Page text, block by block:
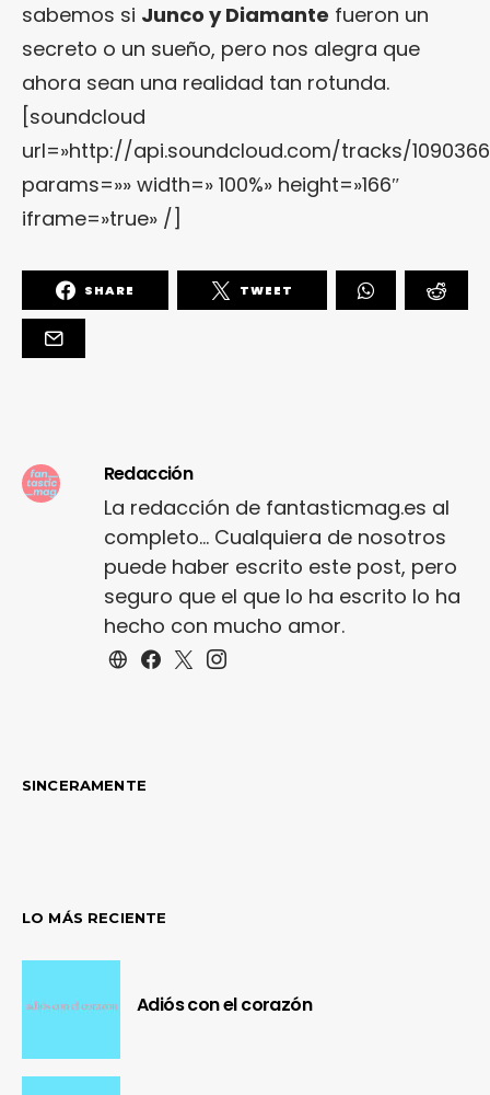
sabemos si Junco y Diamante fueron un
secreto o un sueño, pero nos alegra que
ahora sean una realidad tan rotunda.
[soundcloud
url=»http://api.soundcloud.com/tracks/
params=»» width=» 100%» height=»166″
iframe=»true» /]
SHARE TWEET
Redacción
La redacción de fantasticmag.es al
completo... Cualquiera de nosotros
puede haber escrito este post, pero
seguro que el que lo ha escrito lo ha
hecho con mucho amor.
SINCERAMENTE
LO MÁS RECIENTE
Adiós con el corazón